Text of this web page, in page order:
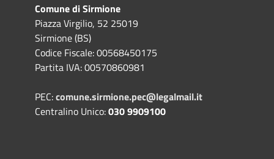
Comune di Sirmione
Piazza Virgilio, 52 25019
Sirmione (BS)
Codice Fiscale: 00568450175
Partita IVA: 00570860981
PEC:comune.sirmione.pec@legalmail.it
Centralino Unico:030 9909100